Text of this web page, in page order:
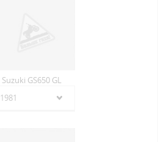
Suzuki GS650 GL
1981